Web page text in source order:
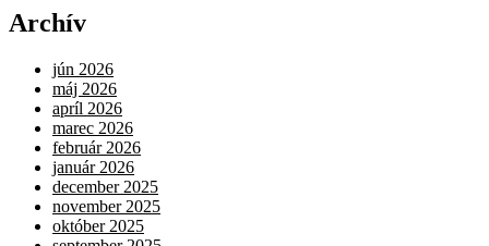
Archív
jún 2026
máj 2026
apríl 2026
marec 2026
február 2026
január 2026
december 2025
november 2025
október 2025